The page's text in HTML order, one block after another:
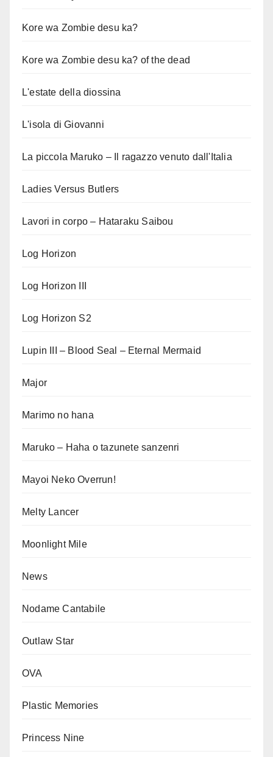
Kore wa Zombie desu ka?
Kore wa Zombie desu ka? of the dead
L'estate della diossina
L'isola di Giovanni
La piccola Maruko – Il ragazzo venuto dall'Italia
Ladies Versus Butlers
Lavori in corpo – Hataraku Saibou
Log Horizon
Log Horizon III
Log Horizon S2
Lupin III – Blood Seal – Eternal Mermaid
Major
Marimo no hana
Maruko – Haha o tazunete sanzenri
Mayoi Neko Overrun!
Melty Lancer
Moonlight Mile
News
Nodame Cantabile
Outlaw Star
OVA
Plastic Memories
Princess Nine